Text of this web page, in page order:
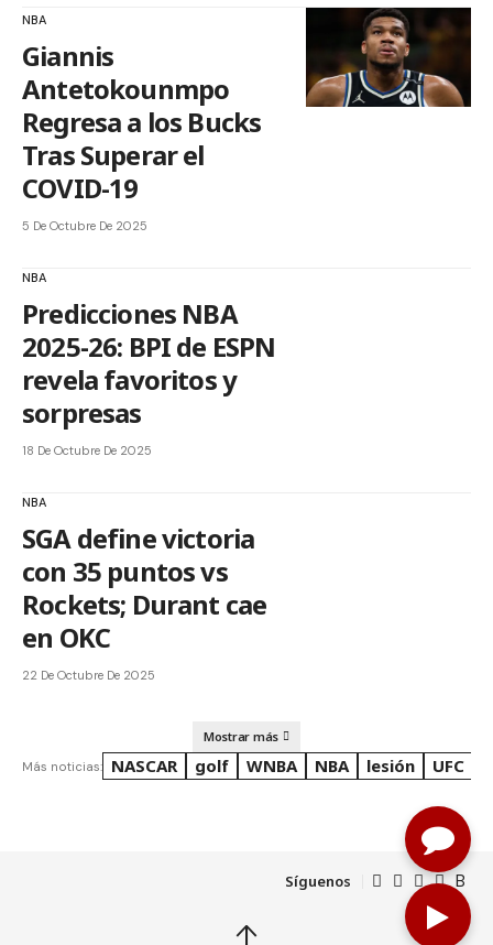
NBA
Giannis
Antetokounmpo
Regresa a los Bucks
Tras Superar el
COVID-19
5 De Octubre De 2025
NBA
Predicciones NBA
2025-26: BPI de ESPN
revela favoritos y
sorpresas
18 De Octubre De 2025
NBA
SGA define victoria
con 35 puntos vs
Rockets; Durant cae
en OKC
22 De Octubre De 2025
Mostrar más
Más noticias: NASCAR golf WNBA NBA lesión UFC
Síguenos
↑